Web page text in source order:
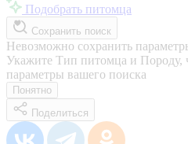
Подобрать питомца
Сохранить поиск
Невозможно сохранить
Укажите Тип питомца и Породу,
параметры вашего поиска
Понятно
Поделиться